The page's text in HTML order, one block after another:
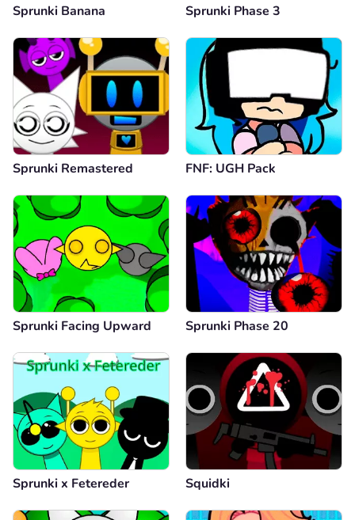
Sprunki Banana Sprunki Phase 3
Sprunki Remastered FNF: UGH Pack
Sprunki Facing Upward Sprunki Phase 20
Sprunki x Fetereder Squidki